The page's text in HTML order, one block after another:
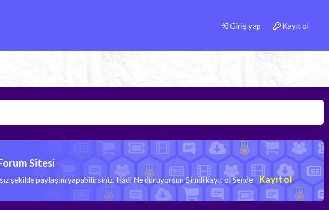
Giriş yap Kayıt ol
Sitesi
şekilde paylaşım yapabilirsiniz. Hadi Ne duruyorsun Şimdi kayıt ol Sende Kayıt ol